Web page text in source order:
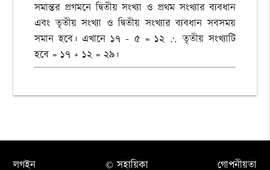
সমান্তর প্রগমনে দ্বিতীয় সংখ্যা ও প্রথম সংখ্যার ব্যবধান
এবং তৃতীয় সংখ্যা ও দ্বিতীয় সংখ্যার ব্যবধান সবসময়
সমান হবে। এখানে ১৭ - ৫ = ১২ ∴ তৃতীয় সংখ্যাটি
হবে = ১৭ + ১২ = ২৯।
লগইন গোপনীয়তা
© সহায়িকা